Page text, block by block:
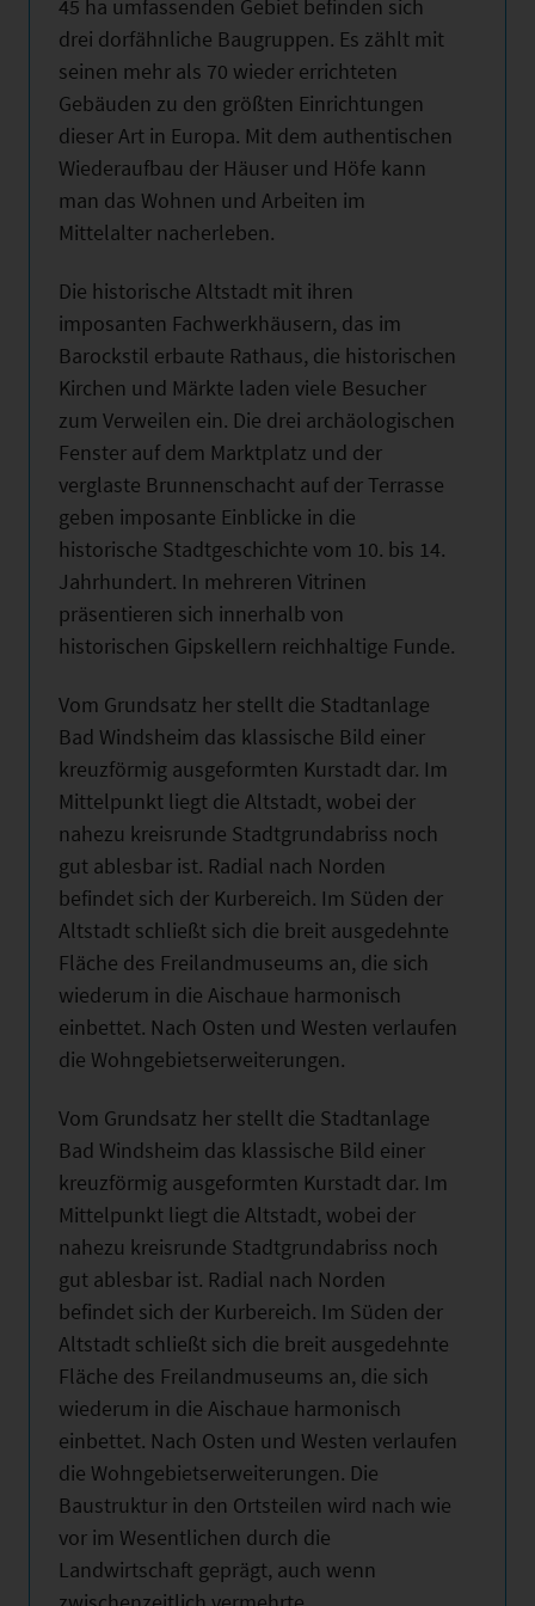
45 ha umfassenden Gebiet befinden sich
drei dorfähnliche Baugruppen. Es zählt mit
seinen mehr als 70 wieder errichteten
Gebäuden zu den größten Einrichtungen
dieser Art in Europa. Mit dem authentischen
Wiederaufbau der Häuser und Höfe kann
man das Wohnen und Arbeiten im
Mittelalter nacherleben.
Die historische Altstadt mit ihren
imposanten Fachwerkhäusern, das im
Barockstil erbaute Rathaus, die historischen
Kirchen und Märkte laden viele Besucher
zum Verweilen ein. Die drei archäologischen
Fenster auf dem Marktplatz und der
verglaste Brunnenschacht auf der Terrasse
geben imposante Einblicke in die
historische Stadtgeschichte vom 10. bis 14.
Jahrhundert. In mehreren Vitrinen
präsentieren sich innerhalb von
historischen Gipskellern reichhaltige Funde.
Vom Grundsatz her stellt die Stadtanlage
Bad Windsheim das klassische Bild einer
kreuzförmig ausgeformten Kurstadt dar. Im
Mittelpunkt liegt die Altstadt, wobei der
nahezu kreisrunde Stadtgrundabriss noch
gut ablesbar ist. Radial nach Norden
befindet sich der Kurbereich. Im Süden der
Altstadt schließt sich die breit ausgedehnte
Fläche des Freilandmuseums an, die sich
wiederum in die Aischaue harmonisch
einbettet. Nach Osten und Westen verlaufen
die Wohngebietserweiterungen.
Vom Grundsatz her stellt die Stadtanlage
Bad Windsheim das klassische Bild einer
kreuzförmig ausgeformten Kurstadt dar. Im
Mittelpunkt liegt die Altstadt, wobei der
nahezu kreisrunde Stadtgrundabriss noch
gut ablesbar ist. Radial nach Norden
befindet sich der Kurbereich. Im Süden der
Altstadt schließt sich die breit ausgedehnte
Fläche des Freilandmuseums an, die sich
wiederum in die Aischaue harmonisch
einbettet. Nach Osten und Westen verlaufen
die Wohngebietserweiterungen. Die
Baustruktur in den Ortsteilen wird nach wie
vor im Wesentlichen durch die
Landwirtschaft geprägt, auch wenn